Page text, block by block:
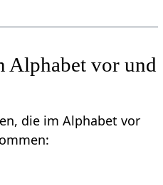
Alphabet vor und
die im Alphabet vor